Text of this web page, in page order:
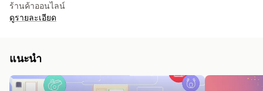
ร้านค้าออนไลน์
ดูรายละเอียด
แนะนำ